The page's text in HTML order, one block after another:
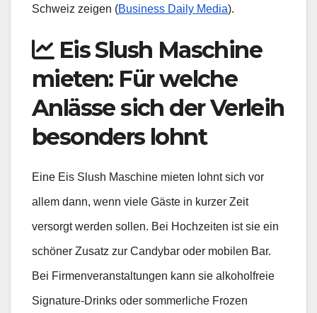
Schweiz zeigen (Business Daily Media).
Eis Slush Maschine
mieten: Für welche
Anlässe sich der Verleih
besonders lohnt
Eine Eis Slush Maschine mieten lohnt sich vor
allem dann, wenn viele Gäste in kurzer Zeit
versorgt werden sollen. Bei Hochzeiten ist sie ein
schöner Zusatz zur Candybar oder mobilen Bar.
Bei Firmenveranstaltungen kann sie alkoholfreie
Signature-Drinks oder sommerliche Frozen